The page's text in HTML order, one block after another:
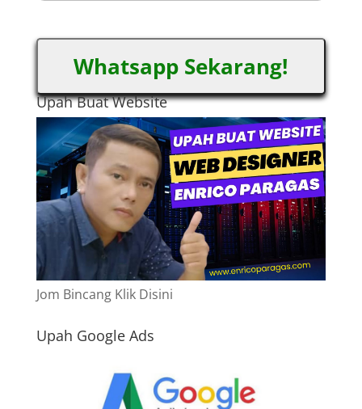
Whatsapp Sekarang!
Upah Buat Website
Jom Bincang Klik Disini
Upah Google Ads